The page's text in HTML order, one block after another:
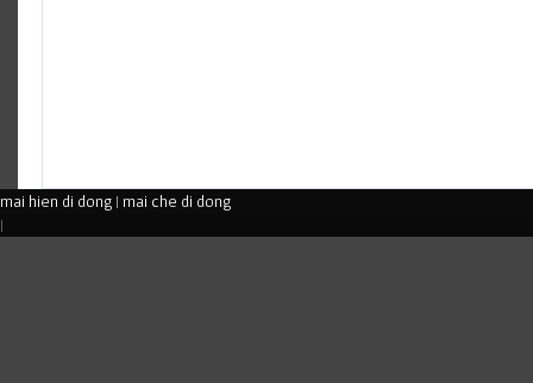
mai hien di dong | mai che di dong
|